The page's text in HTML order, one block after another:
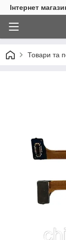
Інтернет
Товари та